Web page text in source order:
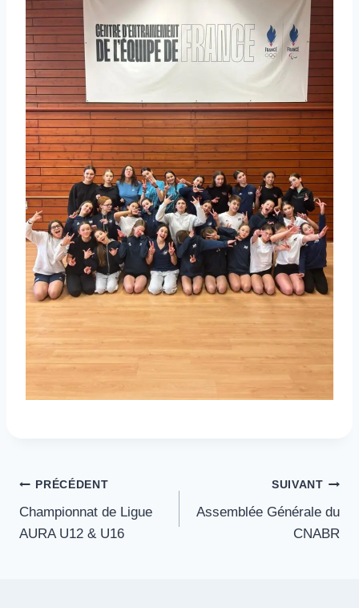
Navigation
de
PRÉCÉDENT
Championnat de Ligue
AURA U12 & U16
SUIVANT
Assemblée Générale du
CNABR